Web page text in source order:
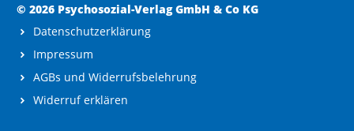
© 2026 Psychosozial-Verlag GmbH & Co KG
Datenschutzerklärung
Impressum
AGBs und Widerrufsbelehrung
Widerruf erklären